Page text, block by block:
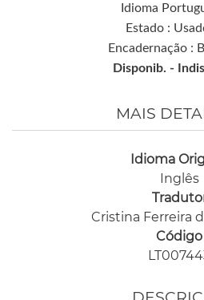
Idioma
Estado :
Encadernação :
Disponib. -
MAIS
Idioma
Inglês
Cristina Ferreira
Código